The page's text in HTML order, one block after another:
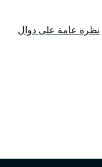
نظرة عامة على دوال